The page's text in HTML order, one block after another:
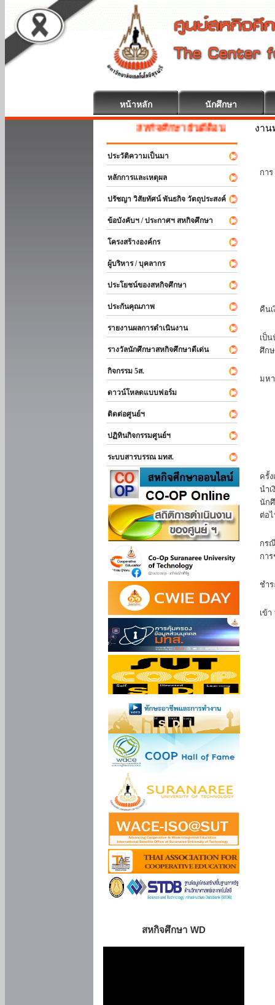
หน้าหลัก นักศึกษา
สหกิจศึกษา ยินดีต้อนรับ
ประวัติความเป็นมา
หลักการและเหตุผล
ปรัชญา วิสัยทัศน์ พันธกิจ วัตถุประสงค์
ข้อบังคับฯ / ประกาศฯ สหกิจศึกษา
โครงสร้างองค์กร
ผู้บริหาร / บุคลากร
ประโยชน์ของสหกิจศึกษา
ประกันคุณภาพ
รายงานผลการดำเนินงาน
รางวัลนักศึกษาสหกิจศึกษาดีเด่น
กิจกรรม 5ส.
ดาวน์โหลดแบบฟอร์ม
ติดต่อศูนย์ฯ
ปฏิทินกิจกรรมศูนย์ฯ
ระบบสารบรรณ มทส.
สหกิจศึกษา WD
งา
กา
คืน
เป็
ศึก
มห
ครั้
นำ
นัก
ต่อ
กร
กา
ชำ
เข้